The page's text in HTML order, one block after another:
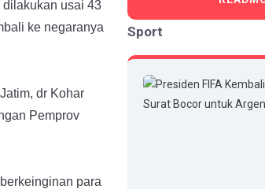
dilakukan usai 43
ke negaranya
dr Kohar
Pemprov
para
Sport